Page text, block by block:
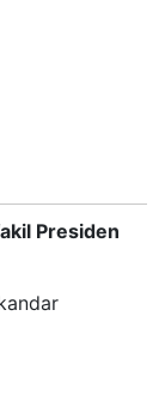
Presiden